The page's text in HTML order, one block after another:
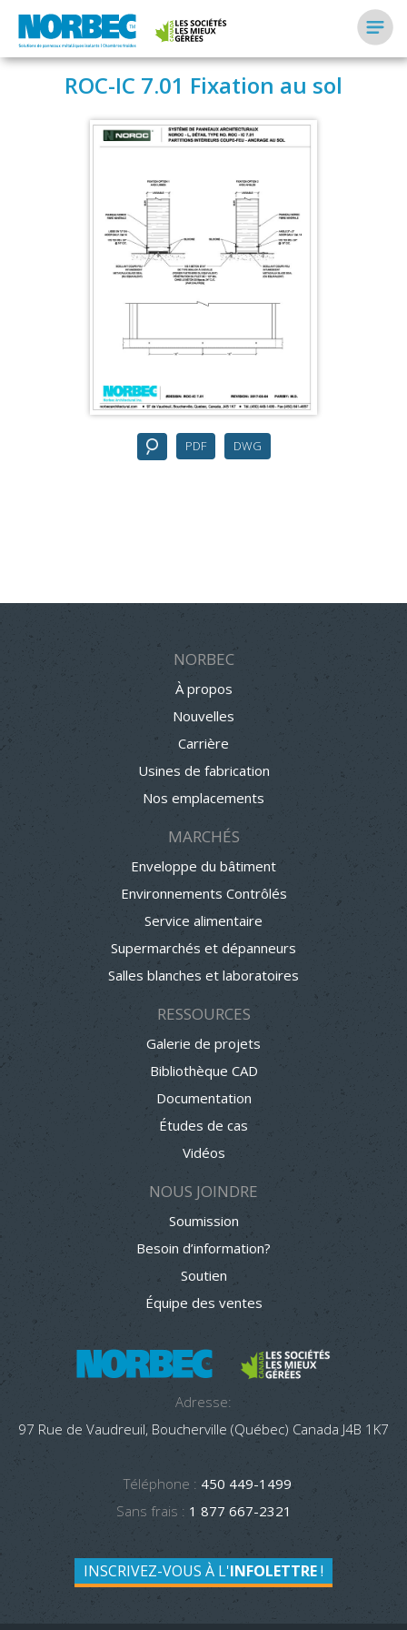
ROC-IC 7.01 Fixation au sol
PDF DWG
NORBEC
À propos
Nouvelles
Carrière
Usines de fabrication
Nos emplacements
MARCHÉS
Enveloppe du bâtiment
Environnements Contrôlés
Service alimentaire
Supermarchés et dépanneurs
Salles blanches et laboratoires
RESSOURCES
Galerie de projets
Bibliothèque CAD
Documentation
Études de cas
Vidéos
NOUS JOINDRE
Soumission
Besoin d’information?
Soutien
Équipe des ventes
Adresse:
97 Rue de Vaudreuil, Boucherville (Québec) Canada J4B 1K7
Téléphone : 450 449-1499
Sans frais : 1 877 667-2321
INSCRIVEZ-VOUS À L'INFOLETTRE!